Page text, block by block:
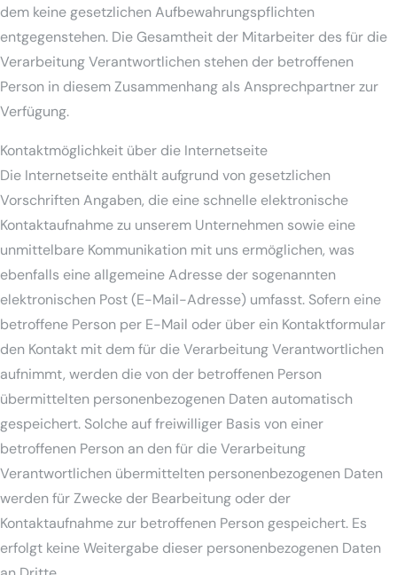
dem keine gesetzlichen Aufbewahrungspflichten
entgegenstehen. Die Gesamtheit der Mitarbeiter des für die
Verarbeitung Verantwortlichen stehen der betroffenen
Person in diesem Zusammenhang als Ansprechpartner zur
Verfügung.
Kontaktmöglichkeit über die Internetseite
Die Internetseite enthält aufgrund von gesetzlichen
Vorschriften Angaben, die eine schnelle elektronische
Kontaktaufnahme zu unserem Unternehmen sowie eine
unmittelbare Kommunikation mit uns ermöglichen, was
ebenfalls eine allgemeine Adresse der sogenannten
elektronischen Post (E-Mail-Adresse) umfasst. Sofern eine
betroffene Person per E-Mail oder über ein Kontaktformular
den Kontakt mit dem für die Verarbeitung Verantwortlichen
aufnimmt, werden die von der betroffenen Person
übermittelten personenbezogenen Daten automatisch
gespeichert. Solche auf freiwilliger Basis von einer
betroffenen Person an den für die Verarbeitung
Verantwortlichen übermittelten personenbezogenen Daten
werden für Zwecke der Bearbeitung oder der
Kontaktaufnahme zur betroffenen Person gespeichert. Es
erfolgt keine Weitergabe dieser personenbezogenen Daten